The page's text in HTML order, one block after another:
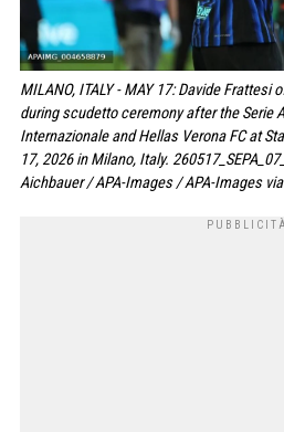
MILANO, ITALY - MAY 17: Davide Frattesi
during scudetto ceremony after the Serie
Internazionale and Hellas Verona FC at
17, 2026 in Milano, Italy.
Aichbauer / APA-Images / APA-Images